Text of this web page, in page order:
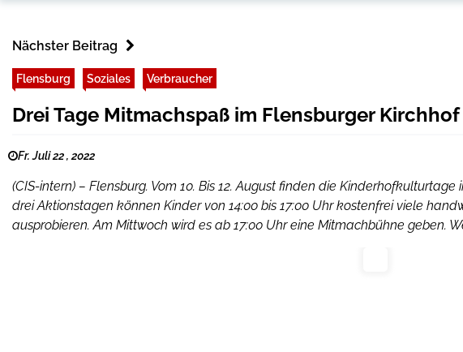
Nächster Beitrag
Flensburg Soziales Verbraucher
Drei Tage Mitmachspaß im Flensburger Kirchhof
Fr. Juli 22 , 2022
(CIS-intern) – Flensburg. Vom 10. Bis 12. August finden die
drei Aktionstagen können Kinder von 14:00 bis 17:00 Uhr kostenfrei viele
ausprobieren. Am Mittwoch wird es ab 17:00 Uhr eine Mitmachbühne geben.